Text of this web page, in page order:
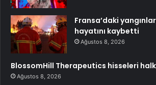
Fransa’daki
hayatını kaybetti
Ağustos 8, 2026
BlossomHill Therapeutics hisseleri
Ağustos 8, 2026